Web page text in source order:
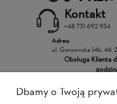
Kontakt
+48 731 692 934
Adres:
ul. Gorzowska 14b,
Obsługa Klienta
Dbamy o Twoją